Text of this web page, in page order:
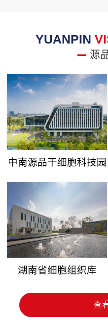
YUANPIN
源
中南源品干细胞科技园
湖南省细胞组织库
查